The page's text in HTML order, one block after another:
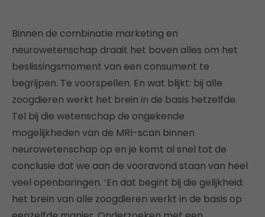
Binnen de combinatie marketing en
neurowetenschap draait het boven alles om het
beslissingsmoment van een consument te
begrijpen. Te voorspellen. En wat blijkt: bij alle
zoogdieren werkt het brein in de basis hetzelfde.
Tel bij die wetenschap de ongekende
mogelijkheden van de MRI-scan binnen
neurowetenschap op en je komt al snel tot de
conclusie dat we aan de vooravond staan van heel
veel openbaringen. ‘En dat begint bij die gelijkheid:
het brein van alle zoogdieren werkt in de basis op